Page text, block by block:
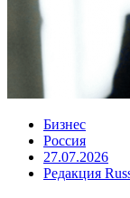
Бизнес
Россия
27.07.2026
Редакция